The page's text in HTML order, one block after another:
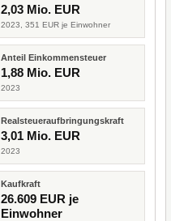
2,03 Mio. EUR
2023, 351 EUR je Einwohner
Anteil Einkommensteuer
1,88 Mio. EUR
2023
Realsteueraufbringungskraft
3,01 Mio. EUR
2023
Kaufkraft
26.609 EUR je
Einwohner